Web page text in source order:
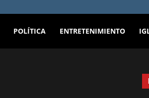
POLÍTICA ENTRETENIMIENTO